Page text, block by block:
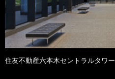
住友不動産六本木セントラルタワー